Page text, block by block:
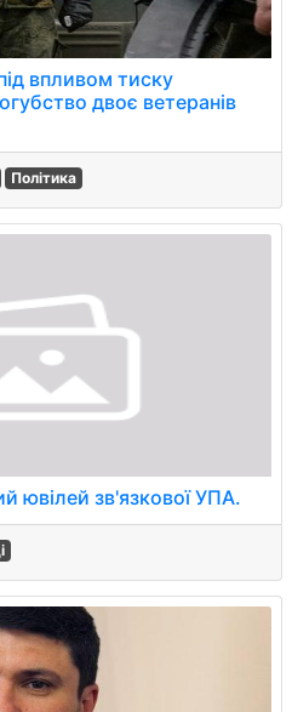
впливом тиску
двоє ветеранів
Політика
ювілей зв'язкової УПА.